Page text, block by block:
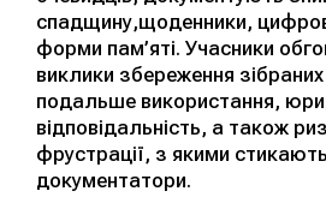
спадщину,щоденники,
форми пам’яті. Учасники
виклики збереження зібраних
подальше використання,
відповідальність, а також
фрустрації, з якими
документатори.